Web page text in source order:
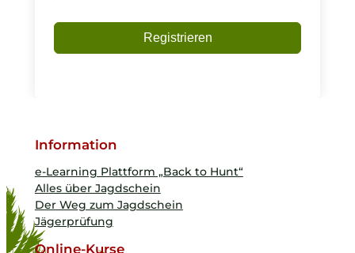
Registrieren
Information
e-Learning Plattform „Back to Hunt“
Alles über Jagdschein
Der Weg zum Jagdschein
Jägerprüfung
Online-Kurse